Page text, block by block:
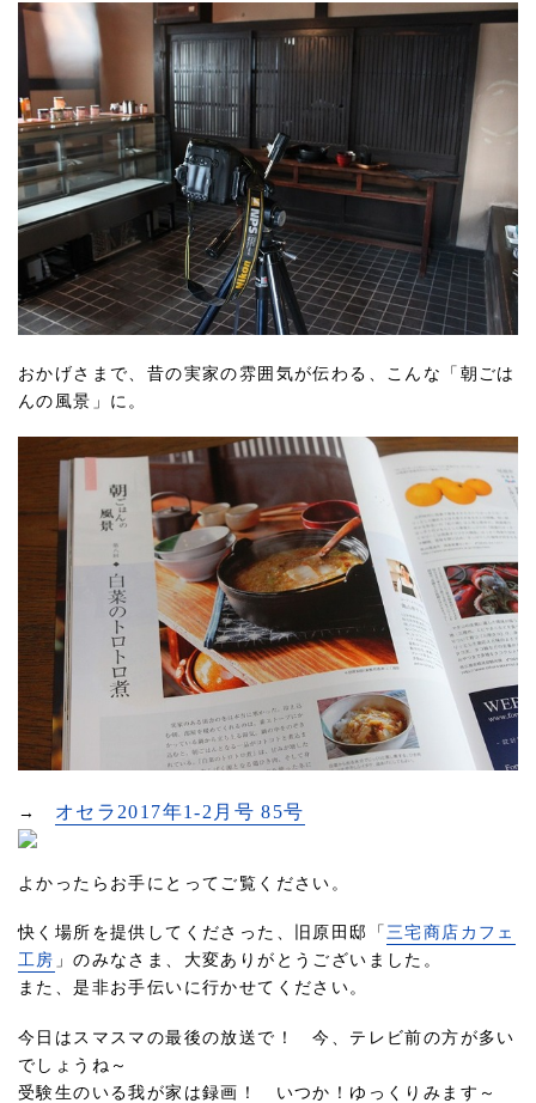
おかげさまで、昔の実家の雰囲気が伝わる、こんな「朝ごは
んの風景」に。
→ オセラ2017年1-2月号 85号
よかったらお手にとってご覧ください。
快く場所を提供してくださった、旧原田邸「 三宅商店カフェ
工房 」のみなさま、大変ありがとうございました。
また、是非お手伝いに行かせてください。
今日はスマスマの最後の放送で！ 今、テレビ前の方が多い
でしょうね～
受験生のいる我が家は録画！ いつか！ゆっくりみます～